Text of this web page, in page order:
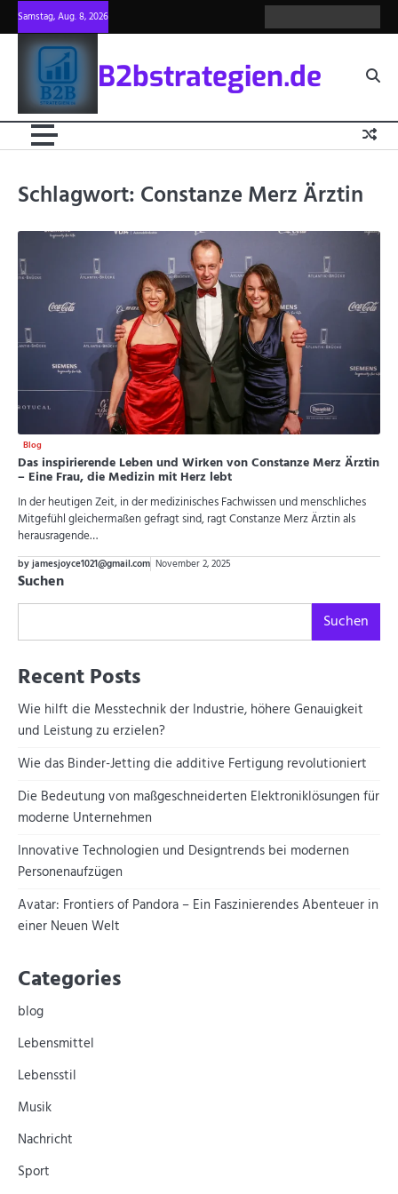
Skip
to
content
Samstag, Aug. 8, 2026
us
policy
for us
B2bstrategien.de
Schlagwort:Constanze Merz Ärztin
Blog
Das inspirierende Leben und Wirken von Constanze Merz Ärztin
– Eine Frau, die Medizin mit Herz lebt
In der heutigen Zeit, in der medizinisches Fachwissen und menschliches
Mitgefühl gleichermaßen gefragt sind, ragt Constanze Merz Ärztin als
herausragende…
by jamesjoyce1021@gmail.com November 2, 2025
Suchen
Suchen
Recent Posts
Wie hilft die Messtechnik der Industrie, höhere Genauigkeit
und Leistung zu erzielen?
Wie das Binder-Jetting die additive Fertigung revolutioniert
Die Bedeutung von maßgeschneiderten Elektroniklösungen für
moderne Unternehmen
Innovative Technologien und Designtrends bei modernen
Personenaufzügen
Avatar: Frontiers of Pandora – Ein Faszinierendes Abenteuer in
einer Neuen Welt
Categories
blog
Lebensmittel
Lebensstil
Musik
Nachricht
Sport